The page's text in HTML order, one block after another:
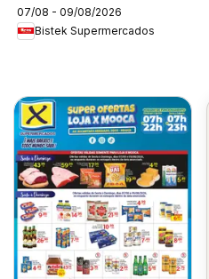
Flores
07/08 - 09/08/2026
Bistek Supermercados